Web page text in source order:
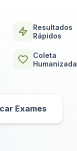
Resultados
Rápidos
Coleta
Humanizada
Exames